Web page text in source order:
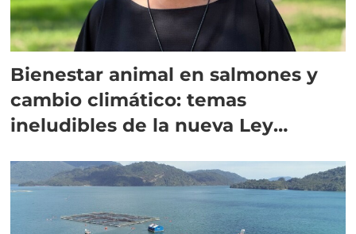
Bienestar animal en salmones y
cambio climático: temas
ineludibles de la nueva Ley